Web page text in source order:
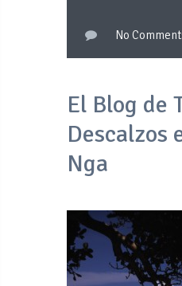
No
El Blog de
Descalzos
Nga